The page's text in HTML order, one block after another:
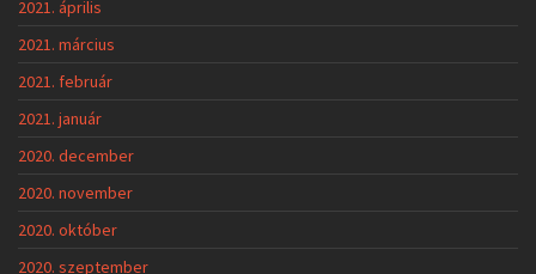
2021. április
2021. március
2021. február
2021. január
2020. december
2020. november
2020. október
2020. szeptember